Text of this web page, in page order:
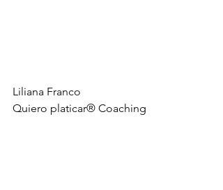
Liliana Franco
Quiero platicar® Coaching